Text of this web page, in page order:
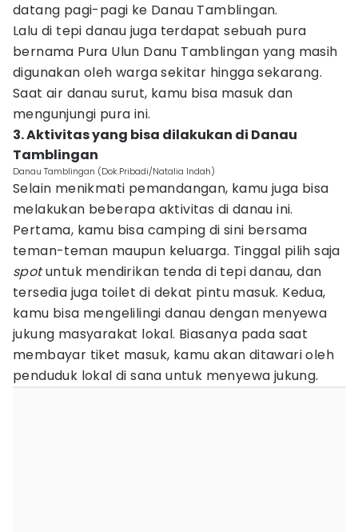
datang pagi-pagi ke Danau Tamblingan.
Lalu di tepi danau juga terdapat sebuah pura
bernama Pura Ulun Danu Tamblingan yang masih
digunakan oleh warga sekitar hingga sekarang.
Saat air danau surut, kamu bisa masuk dan
mengunjungi pura ini.
3. Aktivitas yang bisa dilakukan di Danau
Tamblingan
Danau Tamblingan (Dok.Pribadi/Natalia Indah)
Selain menikmati pemandangan, kamu juga bisa
melakukan beberapa aktivitas di danau ini.
Pertama, kamu bisa camping di sini bersama
teman-teman maupun keluarga. Tinggal pilih saja
spotuntuk mendirikan tenda di tepi danau, dan
tersedia juga toilet di dekat pintu masuk. Kedua,
kamu bisa mengelilingi danau dengan menyewa
jukung masyarakat lokal. Biasanya pada saat
membayar tiket masuk, kamu akan ditawari oleh
penduduk lokal di sana untuk menyewa jukung.